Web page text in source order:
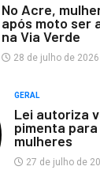
No Acre,
após moto ser
na Via Verde
28 de julho de 2026
GERAL
Lei autoriza
pimenta
mulheres
27 de julho de